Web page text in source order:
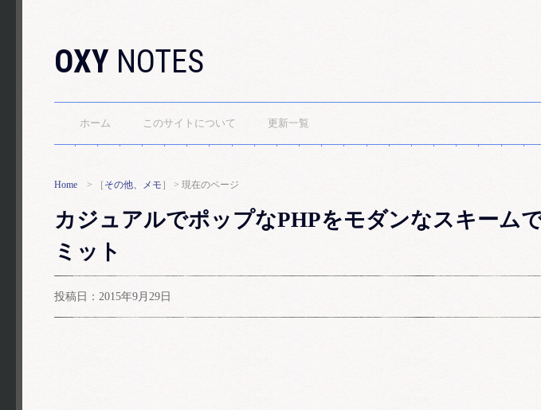
OXY NOTES
ホーム このサイトについて 更新一覧
Home > ［ その他、メモ ］ > 現在のページ
カジュアルでポップなPHPをモダンなスキーム
ミット
投稿日：2015年9月29日